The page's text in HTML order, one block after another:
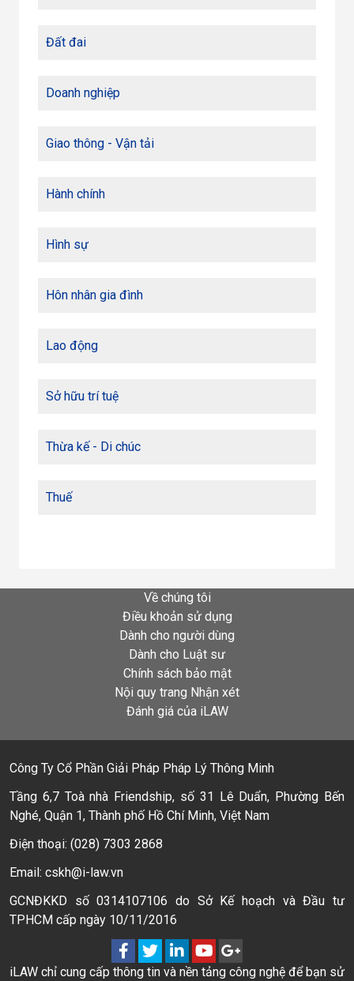
Đất đai
Doanh nghiệp
Giao thông - Vận tải
Hành chính
Hình sự
Hôn nhân gia đình
Lao động
Sở hữu trí tuệ
Thừa kế - Di chúc
Thuế
Về chúng tôi
Điều khoản sử dụng
Dành cho người dùng
Dành cho Luật sư
Chính sách bảo mật
Nội quy trang Nhận xét
Đánh giá của iLAW
Công Ty Cổ Phần Giải Pháp Pháp Lý Thông Minh
Tầng 6,7 Toà nhà Friendship, số 31 Lê Duẩn, Phường Bến
Nghé, Quận 1, Thành phố Hồ Chí Minh, Việt Nam
Điện thoại: (028) 7303 2868
Email: cskh@i-law.vn
GCNĐKKD số 0314107106 do Sở Kế hoạch và Đầu tư
TPHCM cấp ngày 10/11/2016
iLAW chỉ cung cấp thông tin và nền tảng công nghệ để bạn sử